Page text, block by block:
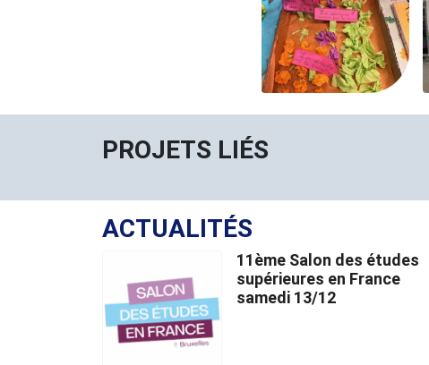
PROJETS LIÉS
ACTUALITÉS
11ème Salon des études
supérieures en France
samedi 13/12